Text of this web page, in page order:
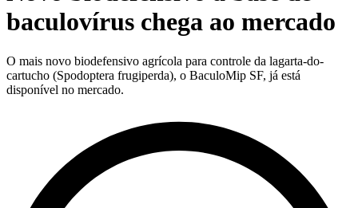
baculovírus chega ao mercado
O mais novo biodefensivo agrícola para controle da lagarta-do-
cartucho (Spodoptera frugiperda), o BaculoMip SF, já está
disponível no mercado.